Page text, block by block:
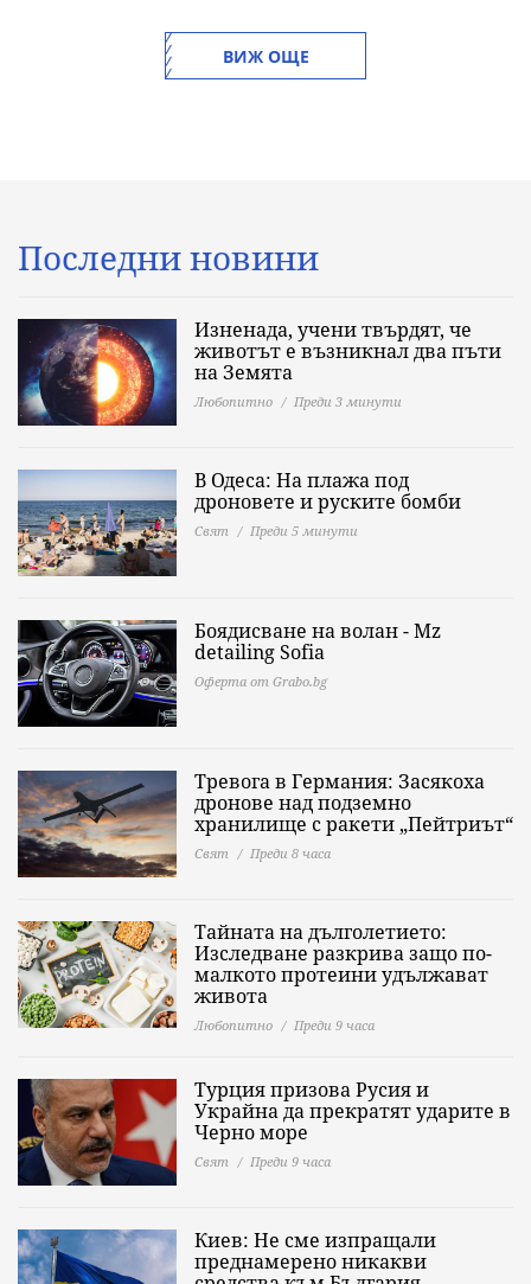
ВИЖ ОЩЕ
Последни новини
Изненада, учени твърдят, че
животът е възникнал два пъти
на Земята
Любопитно Преди 3 минути
В Одеса: На плажа под
дроновете и руските бомби
Свят Преди 5 минути
Боядисване на волан - Mz
detailing Sofia
Оферта от Grabo.bg
Тревога в Германия: Засякоха
дронове над подземно
хранилище с ракети „Пейтриът“
Свят Преди 8 часа
Тайната на дълголетието:
Изследване разкрива защо по-
малкото протеини удължават
живота
Любопитно Преди 9 часа
Турция призова Русия и
Украйна да прекратят ударите в
Черно море
Свят Преди 9 часа
Киев: Не сме изпращали
преднамерено никакви